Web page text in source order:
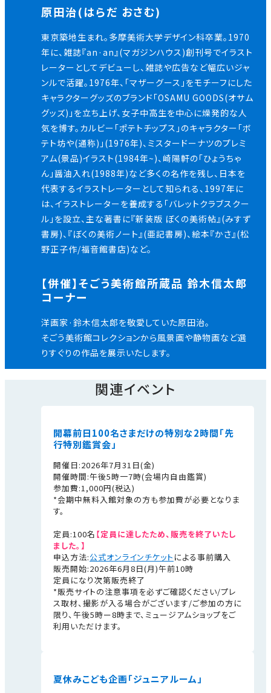
原田治(はらだ おさむ)
東京築地生まれ。多摩美術大学デザイン科卒業。1970
年に、雑誌『an·an』(マガジンハウス)創刊号でイラスト
レーターとしてデビューし、雑誌や広告など幅広いジャ
ンルで活躍。1976年、「マザーグース」をモチーフにした
キャラクターグッズのブランド「OSAMU GOODS(オサム
グッズ)」を立ち上げ、女子中高生を中心に燥発的な人
気を博す。カルビー「ポテトチップス」のキャラクター「ボ
テト坊や(通称)」(1976年)、ミスタードーナツのプレミ
アム(景品)イラスト(1984年~)、崎陽軒の「ひょうちゃ
ん」醤油入れ(1988年)など多くの名作を残し、日本を
代表するイラストレーターとして知られる、1997年に
は、イラストレーターを養成する「バレットクラブスクー
ル」を設立、主な著書に『新装版 ぼくの美術帖』(みすず
書房)、『ぼくの美術ノート』(亜記書房)、絵本『かさ』(松
野正子作/福音館書店)など。
【併催】そごう美術館所蔵品 鈴木信太郎
コーナー
洋画家·鈴木信太郎を敬愛していた原田治。
そごう美術館コレクションから風景画や静物画など選
りすぐりの作品を展示いたします。
関連イベント
開幕前日100名さまだけの特別な2時間「先
行特別鑑賞会」
開催日:2026年7月31日(金)
開催時間:午後5時一7時(会場内自由鑑賞)
参加費:1,000円(税込)
*会期中無料入館対象の方も参加費が必要となりま
す。
定員:100名 【定員に達したため、販売を終了いたし
ました。】
申込方法:公式オンラインチケット による事前購入
販売開始:2026年6月8日(月)午前10時
定員になり次第販売終了
*販売サイトの注意事項を必ずご確認ください/プレ
ス取材、撮影が入る場合がございます/ご参加の方に
限り、午後5時ー8時まで、ミュージアムショップをご
利用いただけます。
夏休みこども企画「ジュニアルーム」